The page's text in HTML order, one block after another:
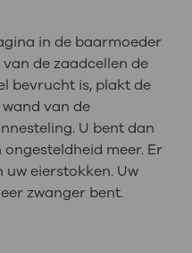
in de baarmoeder
de zaadcellen de
bevrucht is, plakt de
van de
U bent dan
meer. Er
eierstokken. Uw
zwanger bent.